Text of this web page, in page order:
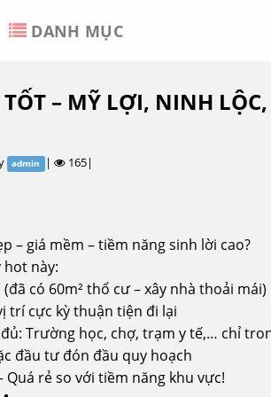
DANH MỤC
– MỸ LỢI, NINH
admin | 165|
– giá mềm – tiềm năng sinh lời cao?
này:
có 60m² thổ cư – xây nhà thoải mái)
trí cực kỳ thuận tiện đi lại
Trường học, chợ, trạm y tế,… chỉ
đầu tư đón đầu quy hoạch
Quá rẻ so với tiềm năng khu vực!